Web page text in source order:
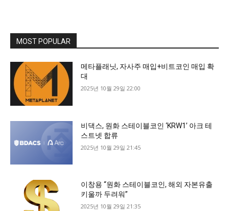
MOST POPULAR
메타플래닛, 자사주 매입+비트코인 매입 확
대
2025년 10월 29일 22:00
비댁스, 원화 스테이블코인 ‘KRW1’ 아크 테
스트넷 합류
2025년 10월 29일 21:45
이창용 “원화 스테이블코인, 해외 자본유출
키울까 두려워”
2025년 10월 29일 21:35